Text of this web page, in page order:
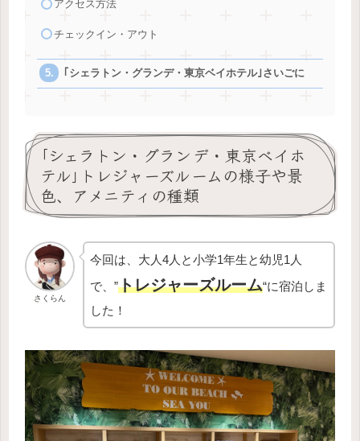
アクセス方法
チェックイン・アウト
｢シェラトン・グランデ・東京ベイホテル｣さいごに
｢シェラトン・グランデ・東京ベイホ
テル｣トレジャーズルームの様子や景
色、アメニティの種類
さくらん
今回は、大人4人と小学1年生と幼児1人
で、”トレジャーズルーム“に宿泊しま
した！